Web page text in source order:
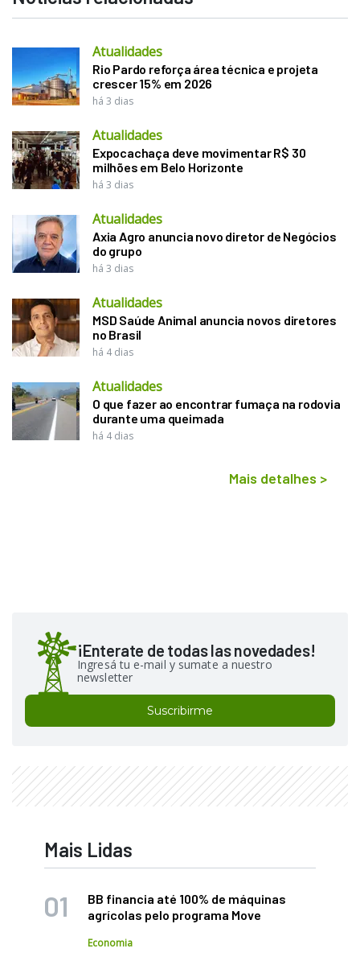
Atualidades
Rio Pardo reforça área técnica e projeta
crescer 15% em 2026
há 3 dias
Atualidades
Expocachaça deve movimentar R$ 30
milhões em Belo Horizonte
há 3 dias
Atualidades
Axia Agro anuncia novo diretor de Negócios
do grupo
há 3 dias
Atualidades
MSD Saúde Animal anuncia novos diretores
no Brasil
há 4 dias
Atualidades
O que fazer ao encontrar fumaça na rodovia
durante uma queimada
há 4 dias
Mais detalhes >
¡Enterate de todas las novedades!
Ingresá tu e-mail y sumate a nuestro
newsletter
Suscribirme
Mais Lidas
BB financia até 100% de máquinas
agrícolas pelo programa Move
Economia